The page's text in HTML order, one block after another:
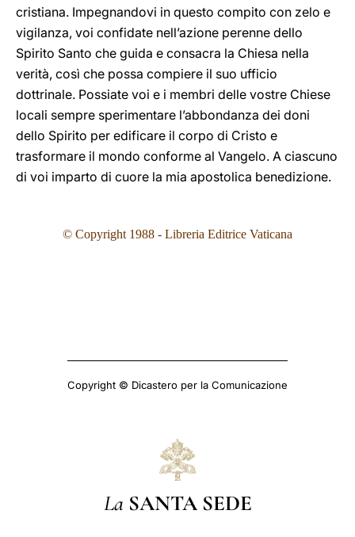
cristiana. Impegnandovi in questo compito con zelo e
vigilanza, voi confidate nell’azione perenne dello
Spirito Santo che guida e consacra la Chiesa nella
verità, così che possa compiere il suo ufficio
dottrinale. Possiate voi e i membri delle vostre Chiese
locali sempre sperimentare l’abbondanza dei doni
dello Spirito per edificare il corpo di Cristo e
trasformare il mondo conforme al Vangelo. A ciascuno
di voi imparto di cuore la mia apostolica benedizione.
© Copyright 1988 - Libreria Editrice Vaticana
Copyright © Dicastero per la Comunicazione
La SANTA SEDE